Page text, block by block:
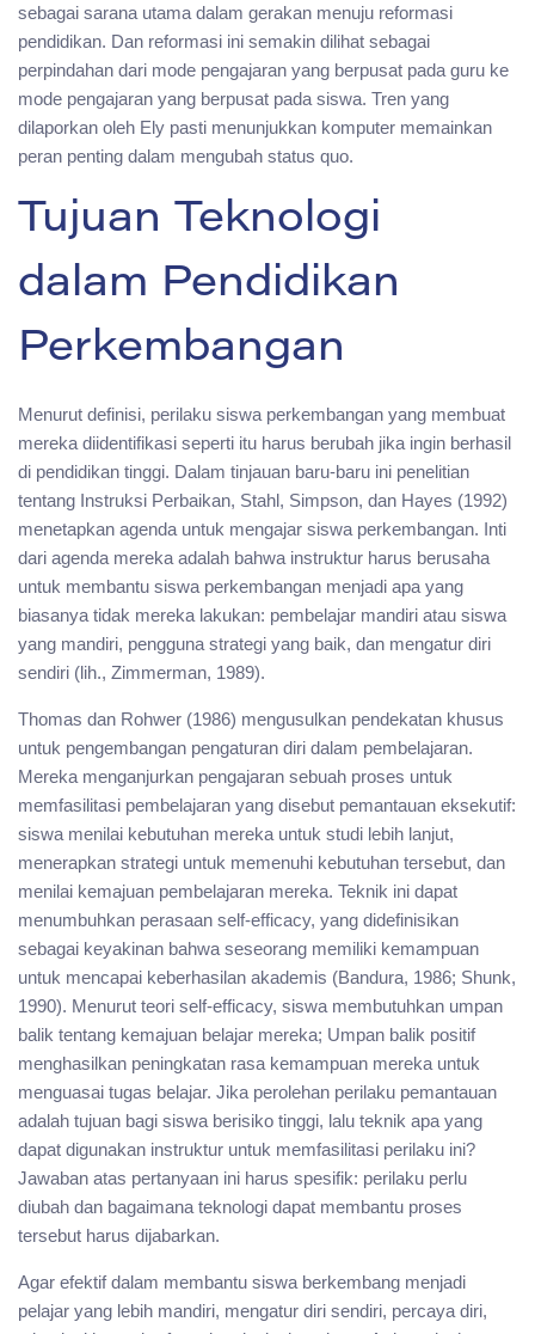
sebagai sarana utama dalam gerakan menuju reformasi
pendidikan. Dan reformasi ini semakin dilihat sebagai
perpindahan dari mode pengajaran yang berpusat pada guru ke
mode pengajaran yang berpusat pada siswa. Tren yang
dilaporkan oleh Ely pasti menunjukkan komputer memainkan
peran penting dalam mengubah status quo.
Tujuan Teknologi
dalam Pendidikan
Perkembangan
Menurut definisi, perilaku siswa perkembangan yang membuat
mereka diidentifikasi seperti itu harus berubah jika ingin berhasil
di pendidikan tinggi. Dalam tinjauan baru-baru ini penelitian
tentang Instruksi Perbaikan, Stahl, Simpson, dan Hayes (1992)
menetapkan agenda untuk mengajar siswa perkembangan. Inti
dari agenda mereka adalah bahwa instruktur harus berusaha
untuk membantu siswa perkembangan menjadi apa yang
biasanya tidak mereka lakukan: pembelajar mandiri atau siswa
yang mandiri, pengguna strategi yang baik, dan mengatur diri
sendiri (lih., Zimmerman, 1989).
Thomas dan Rohwer (1986) mengusulkan pendekatan khusus
untuk pengembangan pengaturan diri dalam pembelajaran.
Mereka menganjurkan pengajaran sebuah proses untuk
memfasilitasi pembelajaran yang disebut pemantauan eksekutif:
siswa menilai kebutuhan mereka untuk studi lebih lanjut,
menerapkan strategi untuk memenuhi kebutuhan tersebut, dan
menilai kemajuan pembelajaran mereka. Teknik ini dapat
menumbuhkan perasaan self-efficacy, yang didefinisikan
sebagai keyakinan bahwa seseorang memiliki kemampuan
untuk mencapai keberhasilan akademis (Bandura, 1986; Shunk,
1990). Menurut teori self-efficacy, siswa membutuhkan umpan
balik tentang kemajuan belajar mereka; Umpan balik positif
menghasilkan peningkatan rasa kemampuan mereka untuk
menguasai tugas belajar. Jika perolehan perilaku pemantauan
adalah tujuan bagi siswa berisiko tinggi, lalu teknik apa yang
dapat digunakan instruktur untuk memfasilitasi perilaku ini?
Jawaban atas pertanyaan ini harus spesifik: perilaku perlu
diubah dan bagaimana teknologi dapat membantu proses
tersebut harus dijabarkan.
Agar efektif dalam membantu siswa berkembang menjadi
pelajar yang lebih mandiri, mengatur diri sendiri, percaya diri,